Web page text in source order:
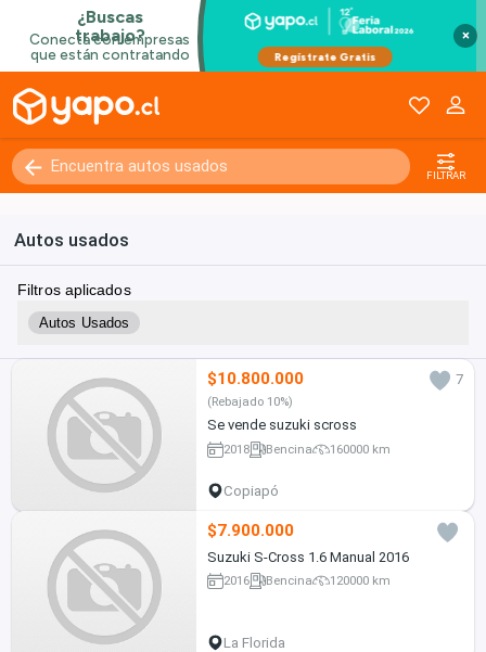
×
FILTRAR
Autos usados
Filtros aplicados
Autos Usados
$10.800.000 7
(Rebajado 10%)
Se vende suzuki scross
2018 Bencina 160000 km
Copiapó
$7.900.000
Suzuki S-Cross 1.6 Manual 2016
2016 Bencina 120000 km
La Florida